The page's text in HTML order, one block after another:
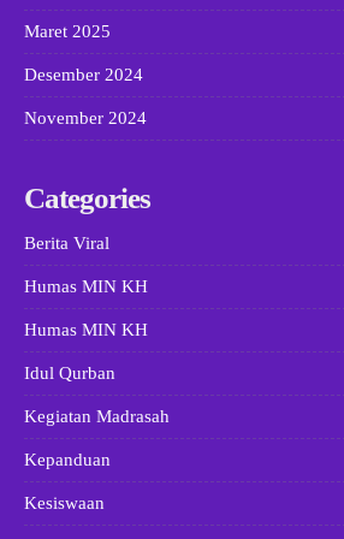
Maret 2025
Desember 2024
November 2024
Categories
Berita Viral
Humas MIN KH
Humas MIN KH
Idul Qurban
Kegiatan Madrasah
Kepanduan
Kesiswaan